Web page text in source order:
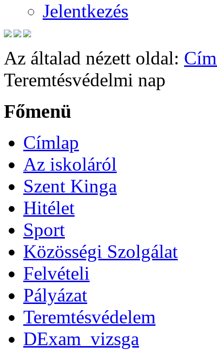
Jelentkezés
Az általad nézett oldal:
Teremtésvédelmi nap
Főmenü
Címlap
Az iskoláról
Szent Kinga
Hitélet
Sport
Közösségi Szolgálat
Felvételi
Pályázat
Teremtésvédelem
DExam_vizsga